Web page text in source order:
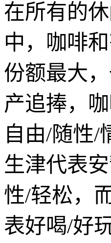
在所有的
中，咖啡
份额最大
产追捧，
自由/随性/
生津代表
性/轻松，
表好喝/好